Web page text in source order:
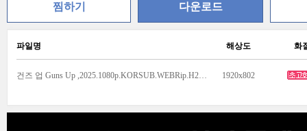
찜하기 다운로드
파일명 해상도 화
건즈 업 Guns Up ,2025.1080p.KORSUB.WEBRip.H264.AAC.mp4 1920x802